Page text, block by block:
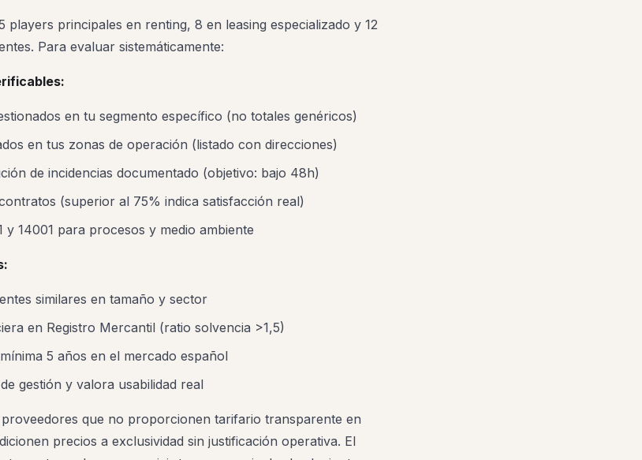
players principales en renting, 8 en leasing especializado y 12
Para evaluar sistemáticamente:
en tu segmento específico (no totales genéricos)
en tus zonas de operación (listado con direcciones)
de incidencias documentado (objetivo: bajo 48h)
(superior al 75% indica satisfacción real)
y 14001 para procesos y medio ambiente
similares en tamaño y sector
en Registro Mercantil (ratio solvencia >1,5)
5 años en el mercado español
gestión y valora usabilidad real
que no proporcionen tarifario transparente en
precios a exclusividad sin justificación operativa. El